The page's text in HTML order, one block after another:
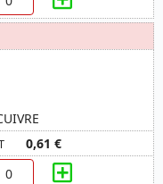
0,61 €